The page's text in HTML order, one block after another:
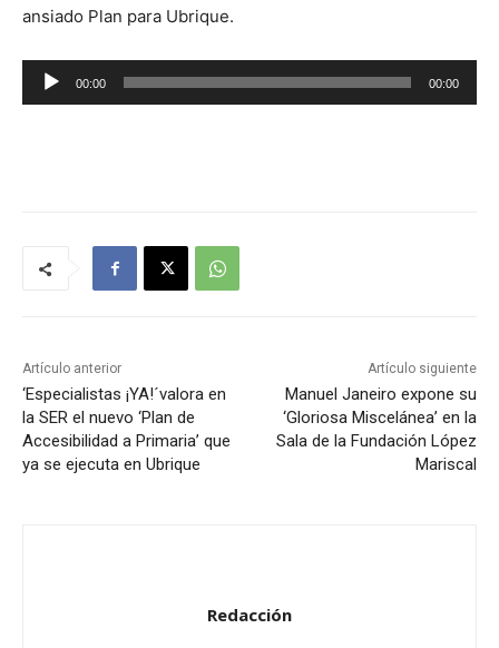
ansiado Plan para Ubrique.
e
r
d
e
a
u
00:00 00:00
Artículo anterior
‘Especialistas ¡YA!´valora en
la SER el nuevo ‘Plan de
Accesibilidad a Primaria’ que
ya se ejecuta en Ubrique
Artículo siguiente
Manuel Janeiro expone su
‘Gloriosa Miscelánea’ en la
Sala de la Fundación López
Mariscal
Redacción